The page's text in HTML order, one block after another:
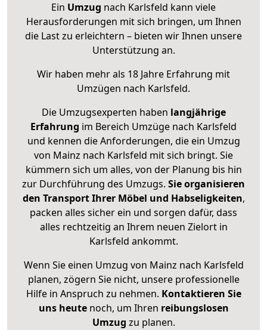
Ein Umzug nach Karlsfeld kann viele
Herausforderungen mit sich bringen, um Ihnen
die Last zu erleichtern – bieten wir Ihnen unsere
Unterstützung an.
Wir haben mehr als 18 Jahre Erfahrung mit
Umzügen nach Karlsfeld.
Die Umzugsexperten haben langjährige
Erfahrung im Bereich Umzüge nach Karlsfeld
und kennen die Anforderungen, die ein Umzug
von Mainz nach Karlsfeld mit sich bringt. Sie
kümmern sich um alles, von der Planung bis hin
zur Durchführung des Umzugs. Sie organisieren
den Transport Ihrer Möbel und Habseligkeiten,
packen alles sicher ein und sorgen dafür, dass
alles rechtzeitig an Ihrem neuen Zielort in
Karlsfeld ankommt.
Wenn Sie einen Umzug von Mainz nach Karlsfeld
planen, zögern Sie nicht, unsere professionelle
Hilfe in Anspruch zu nehmen. Kontaktieren Sie
uns heutenoch, um Ihren reibungslosen
Umzug zu planen.